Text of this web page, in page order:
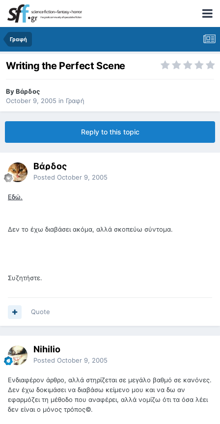
Γραφή
Writing the Perfect Scene
ByΒάρδος
October 9, 2005 in Γραφή
Reply to this topic
Βάρδος
Posted October 9, 2005
Εδώ.
Δεν το έχω διαβάσει ακόμα, αλλά σκοπεύω σύντομα.
Συζητήστε.
Quote
Nihilio
Posted October 9, 2005
Ενδιαφέρον άρθρο, αλλά στηρίζεται σε μεγάλο βαθμό σε κανόνες.
Δεν έχω δοκιμάσει να διαβάσω κείμενο μου και να δω αν
εφαρμόζει τη μέθοδο που αναφέρει, αλλά νομίζω ότι τα όσα λέει
δεν είναι ο μόνος τρόπος©.